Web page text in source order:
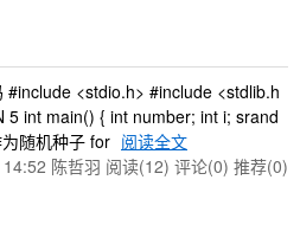
<stdio.h> #include <stdlib.h
5 int main() { int number; int i; srand
随机种子 for 阅读全文
陈哲羽 阅读(12) 评论(0) 推荐(0)